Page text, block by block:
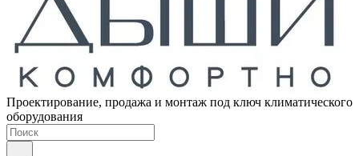
Проектирование, продажа и монтаж под ключ климатического
оборудования